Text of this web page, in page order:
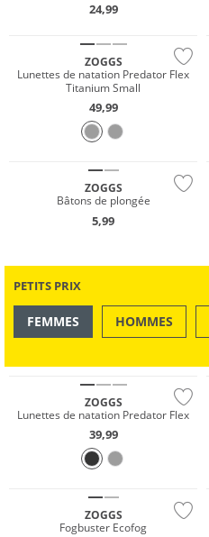
24,99
ZOGGS
Lunettes de natation Predator Flex
Titanium Small
49,99
ZOGGS
Bâtons de plongée
5,99
PETITS PRIX
FEMMES HOMMES
ZOGGS
Lunettes de natation Predator Flex
39,99
ZOGGS
Fogbuster Ecofog